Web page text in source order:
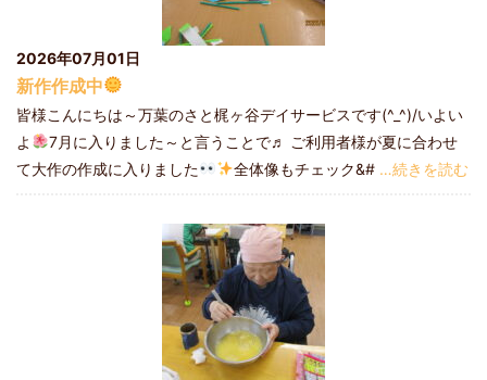
2026年07月01日
新作作成中
皆様こんにちは～万葉のさと梶ヶ谷デイサービスです(^_^)/いよい
よ
7月に入りました～と言うことで♬ ご利用者様が夏に合わせ
て大作の作成に入りました
全体像もチェック&# …続きを読む